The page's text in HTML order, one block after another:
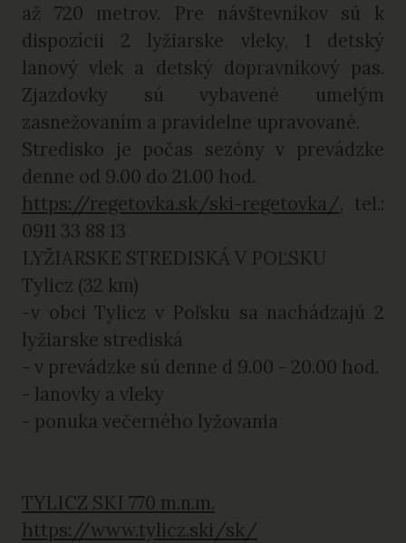
až 720 metrov. Pre návštevníkov sú k
dispozícii 2 lyžiarske vleky, 1 detský
lanový vlek a detský dopravníkový pas.
Zjazdovky sú vybavené umelým
zasnežovaním a pravidelne upravované.
Stredisko je počas sezóny v prevádzke
denne od 9.00 do 21.00 hod.
https://regetovka.sk/ski-regetovka/, tel.:
0911 33 88 13
LYŽIARSKE STREDISKÁ V POĽSKU
Tylicz (32 km)
-v obci Tylicz v Poľsku sa nachádzajú 2
lyžiarske strediská
- v prevádzke sú denne d 9.00 - 20.00 hod.
- lanovky a vleky
- ponuka večerného lyžovania
TYLICZ SKI 770 m.n.m.
https://www.tylicz.ski/sk/